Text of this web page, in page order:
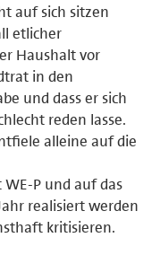
auf sich sitzen
etlicher
Haushalt vor
in den
und dass er sich
reden lasse.
alleine auf die
P und auf das
realisiert werden
kritisieren.